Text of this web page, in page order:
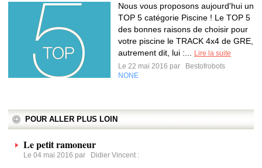
Nous vous proposons aujourd'hui un
TOP 5 catégorie Piscine ! Le TOP 5
des bonnes raisons de choisir pour
votre piscine le TRACK 4x4 de GRE,
autrement dit, lui :...
Lire la suite
Le 22 mai 2016 par
Bestofrobots
NONE
POUR ALLER PLUS LOIN
Le petit ramoneur
Le 04 mai 2016 par Didier Vincent :